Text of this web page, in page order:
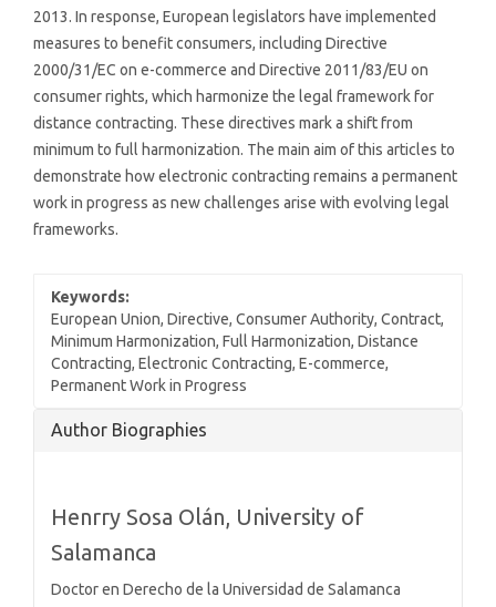
2013. In response, European legislators have implemented
measures to benefit consumers, including Directive
2000/31/EC on e-commerce and Directive 2011/83/EU on
consumer rights, which harmonize the legal framework for
distance contracting. These directives mark a shift from
minimum to full harmonization. The main aim of this articles to
demonstrate how electronic contracting remains a permanent
work in progress as new challenges arise with evolving legal
frameworks.
Keywords:
European Union, Directive, Consumer Authority, Contract,
Minimum Harmonization, Full Harmonization, Distance
Contracting, Electronic Contracting, E-commerce,
Permanent Work in Progress
Article
Author Biographies
Henrry Sosa Olán, University of
Salamanca
Doctor en Derecho de la Universidad de Salamanca